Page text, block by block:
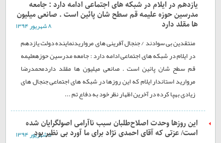
یازدهم در ایلام در شبکه های اجتماعی ادامه دارد : جامعه
مدرسین حوزه علیمه قم سطح شان پائین است . صانعی میلیون
ها مقلد دارد ۸ شهريور ۱۳۹۴
منتقدین بی سوادند / جنجال آفرینی های مرواریدنماینده دولت یازدهم
در ایلام در شبکه های اجتماعی ادامه دارد : جامعه مدرسین حوزهعلیمه
قم سطح شان پائین است . صانعی میلیون ها مقلد داردمحمدرضا
مروارید استاندار ایلام که این روزها در شبکه های اجتماعی جنجال های
زیادی بهپا کرده٬در آخرین اظهار نظر خود به دفاع تم ...
این روزها وحدت اصلاح‌طلبان سبب ناآرامی اصولگرایان شده
است/ عزتی که آقای احمدی نژاد برای ما آورد بی نظیر بود
۸ شهريور ۱۳۹۴